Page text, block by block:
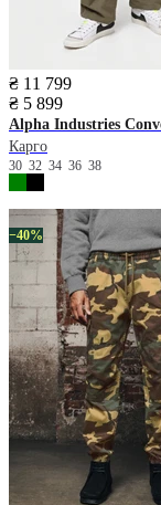
₴ 11 799
₴ 5 899
Alpha Industries
Карго
30 32 34 36 38
−40%